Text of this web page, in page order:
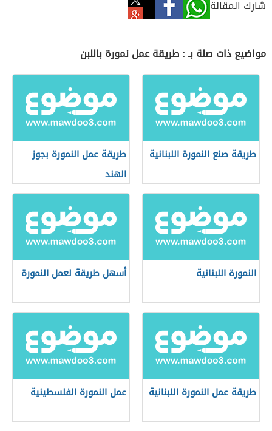
شارك المقالة
مواضيع ذات صلة بـ : طريقة عمل نمورة باللبن
طريقة صنع النمورة اللبنانية
طريقة عمل النمورة بجوز
الهند
النمورة اللبنانية أسهل طريقة لعمل النمورة
طريقة عمل النمورة اللبنانية عمل النمورة الفلسطينية